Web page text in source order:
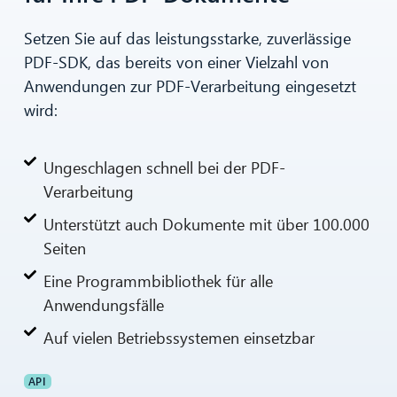
Setzen Sie auf das leistungsstarke, zuverlässige
PDF-SDK, das bereits von einer Vielzahl von
Anwendungen zur PDF-Verarbeitung eingesetzt
wird:
Ungeschlagen schnell bei der PDF-
Verarbeitung
Unterstützt auch Dokumente mit über 100.000
Seiten
Eine Programmbibliothek für alle
Anwendungsfälle
Auf vielen Betriebssystemen einsetzbar
API